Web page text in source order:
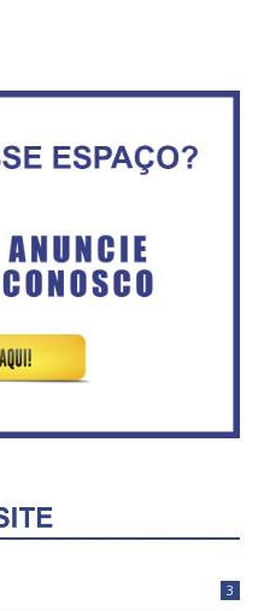
Secretaria da Fazenda abre 120
vagas no Distrito Federal
3